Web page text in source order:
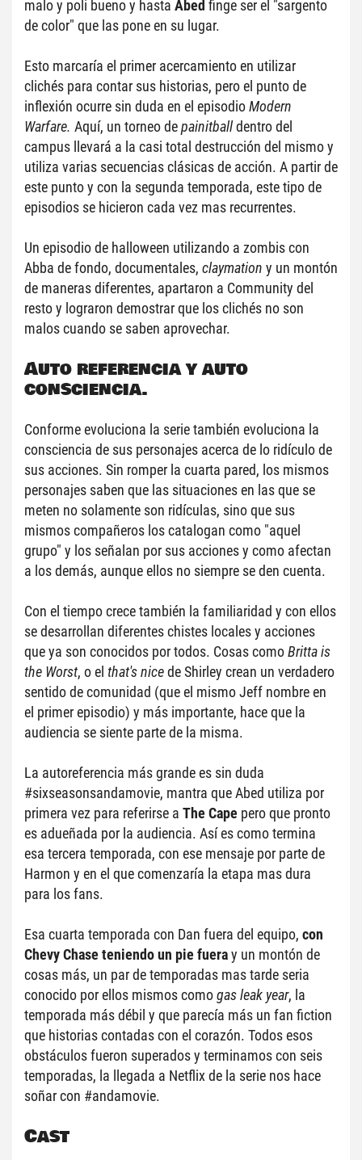
malo y poli bueno y hasta Abed finge ser el "sargento
de color" que las pone en su lugar.
Esto marcaría el primer acercamiento en utilizar
clichés para contar sus historias, pero el punto de
inflexión ocurre sin duda en el episodio Modern
Warfare. Aquí, un torneo de painitball dentro del
campus llevará a la casi total destrucción del mismo y
utiliza varias secuencias clásicas de acción. A partir de
este punto y con la segunda temporada, este tipo de
episodios se hicieron cada vez mas recurrentes.
Un episodio de halloween utilizando a zombis con
Abba de fondo, documentales, claymation y un montón
de maneras diferentes, apartaron a Community del
resto y lograron demostrar que los clichés no son
malos cuando se saben aprovechar.
Auto referencia y auto
consciencia.
Conforme evoluciona la serie también evoluciona la
consciencia de sus personajes acerca de lo ridículo de
sus acciones. Sin romper la cuarta pared, los mismos
personajes saben que las situaciones en las que se
meten no solamente son ridículas, sino que sus
mismos compañeros los catalogan como "aquel
grupo" y los señalan por sus acciones y como afectan
a los demás, aunque ellos no siempre se den cuenta.
Con el tiempo crece también la familiaridad y con ellos
se desarrollan diferentes chistes locales y acciones
que ya son conocidos por todos. Cosas como Britta is
the Worst, o el that's nice de Shirley crean un verdadero
sentido de comunidad (que el mismo Jeff nombre en
el primer episodio) y más importante, hace que la
audiencia se siente parte de la misma.
La autoreferencia más grande es sin duda
#sixseasonsandamovie, mantra que Abed utiliza por
primera vez para referirse a The Cape pero que pronto
es adueñada por la audiencia. Así es como termina
esa tercera temporada, con ese mensaje por parte de
Harmon y en el que comenzaría la etapa mas dura
para los fans.
Esa cuarta temporada con Dan fuera del equipo, con
Chevy Chase teniendo un pie fuera y un montón de
cosas más, un par de temporadas mas tarde seria
conocido por ellos mismos como gas leak year, la
temporada más débil y que parecía más un fan fiction
que historias contadas con el corazón. Todos esos
obstáculos fueron superados y terminamos con seis
temporadas, la llegada a Netflix de la serie nos hace
soñar con #andamovie.
Cast